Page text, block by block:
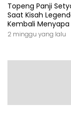
Topeng Panji
Saat Kisah
Kembali
2 minggu yang lalu